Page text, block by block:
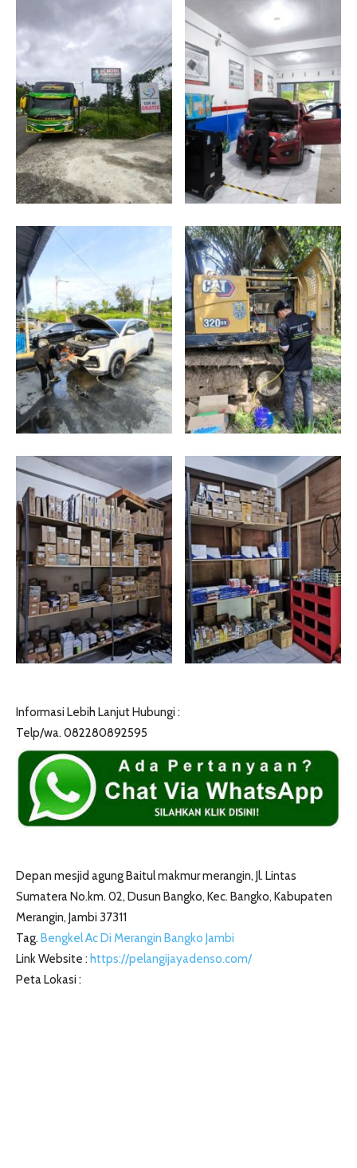
Informasi Lebih Lanjut Hubungi :
Telp/wa. 082280892595
Depan mesjid agung Baitul makmur merangin, Jl. Lintas
Sumatera No.km. 02, Dusun Bangko, Kec. Bangko, Kabupaten
Merangin, Jambi 37311
Tag. Bengkel Ac Di Merangin Bangko Jambi
Link Website : https://pelangijayadenso.com/
Peta Lokasi :